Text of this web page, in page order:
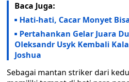
Baca Juga:
Hati-hati, Cacar Monyet
Pertahankan Gelar Juara
Oleksandr Usyk Kembali
Joshua
Sebagai mantan striker dari